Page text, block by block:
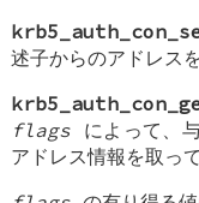
述子からのアドレス
flags によって、
アドレス情報を取っ